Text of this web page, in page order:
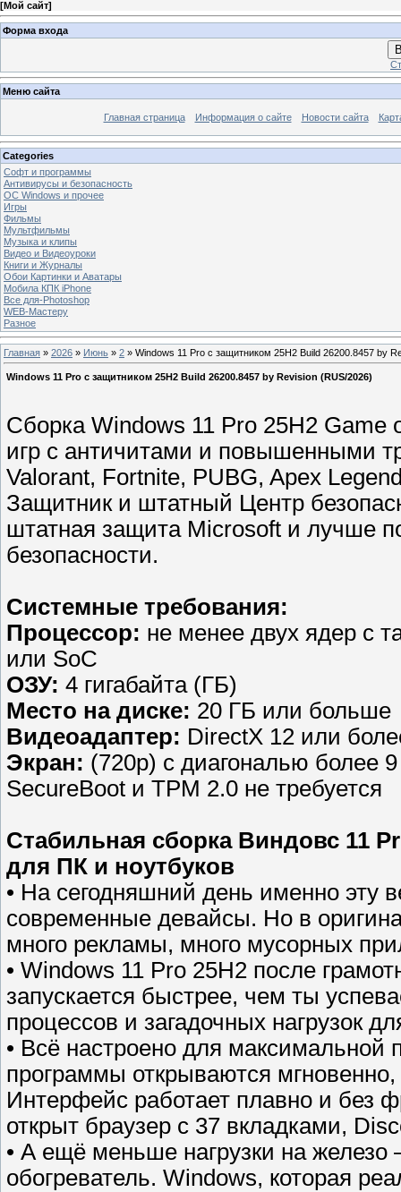
[Мой сайт]
Форма входа
Меню сайта
Главная страница Информация о сайте Новости сайта
Categories
Софт и программы
Антивирусы и безопасность
OC Windows и прочее
Игры
Фильмы
Мультфильмы
Музыка и клипы
Видео и Видеоуроки
Книги и Журналы
Обои Картинки и Аватары
Мобила КПК iPhone
Все для-Photoshop
WEB-Мастеру
Разное
Главная » 2026 » Июнь » 2 » Windows 11 Pro с защитником 25H2 Build 26200.8457 by
Windows 11 Pro с защитником 25H2 Build 26200.8457 by Revision (RUS/2026)
Сборка Windows 11 Pro 25H2 Game
игр с античитами и повышенными
Valorant, Fortnite, PUBG, Apex
Защитник и штатный Центр
штатная защита Microsoft и лучше
безопасности.
Системные требования:
Процессор: не менее двух ядер с
или SoC
ОЗУ: 4 гигабайта (ГБ)
Место на диске: 20 ГБ или больше
Видеоадаптер: DirectX 12 или
Экран: (720p) с диагональю более
SecureBoot и TPM 2.0 не требуется
Стабильная сборка Виндовс 11
для ПК и ноутбуков
• На сегодняшний день именно эту
современные девайсы. Но в
много рекламы, много мусорных
• Windows 11 Pro 25H2 после
запускается быстрее, чем ты
процессов и загадочных нагрузок
• Всё настроено для максимальной
программы открываются
Интерфейс работает плавно и без
открыт браузер с 37 вкладками,
• А ещё меньше нагрузки на
обогреватель. Windows, которая